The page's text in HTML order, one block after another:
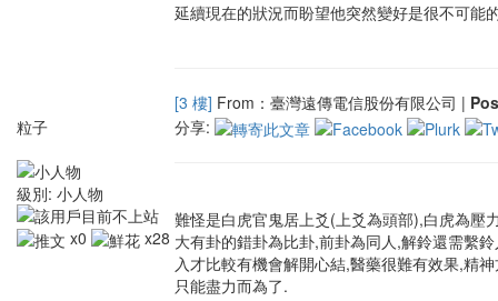
延續現在的狀況而盼望他突然變好是很不可能
[3 樓] From：臺灣遠傳電信股份有限公司 |
粒子
級別: 小人物
x0
x28
分享:
難怪是白虎官鬼居上爻(上爻為頭部),白虎為壓
大有卦的錯卦為比卦,前卦為同人,解鈴還需繫
入才比較有機會解開心結,醫藥很難有效果,精
只能盡力而為了.